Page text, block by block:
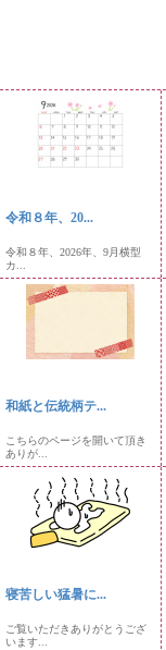
令和８年、20...
令和８年、2026年、9月横型
カ...
和紙と伝統柄テ...
こちらのページを開いて頂き
ありが...
寝苦しい猛暑に...
ご覧いただきありがとうござ
います...